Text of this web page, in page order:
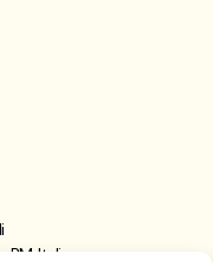
Italia